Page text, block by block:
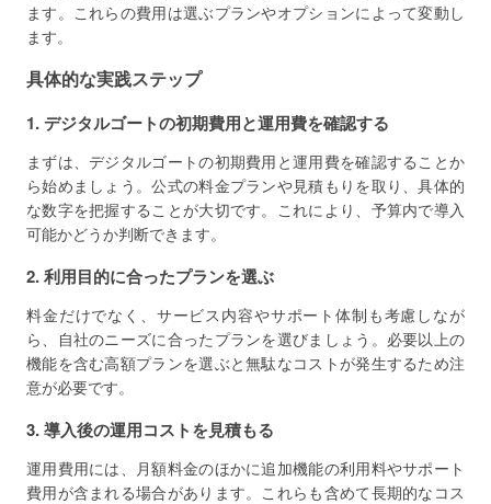
ます。これらの費用は選ぶプランやオプションによって変動し
ます。
具体的な実践ステップ
1. デジタルゴートの初期費用と運用費を確認する
まずは、デジタルゴートの初期費用と運用費を確認することか
ら始めましょう。公式の料金プランや見積もりを取り、具体的
な数字を把握することが大切です。これにより、予算内で導入
可能かどうか判断できます。
2. 利用目的に合ったプランを選ぶ
料金だけでなく、サービス内容やサポート体制も考慮しなが
ら、自社のニーズに合ったプランを選びましょう。必要以上の
機能を含む高額プランを選ぶと無駄なコストが発生するため注
意が必要です。
3. 導入後の運用コストを見積もる
運用費用には、月額料金のほかに追加機能の利用料やサポート
費用が含まれる場合があります。これらも含めて長期的なコス